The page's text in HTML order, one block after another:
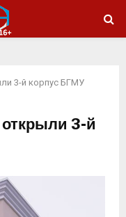
3-й корпус БГМУ
3-й